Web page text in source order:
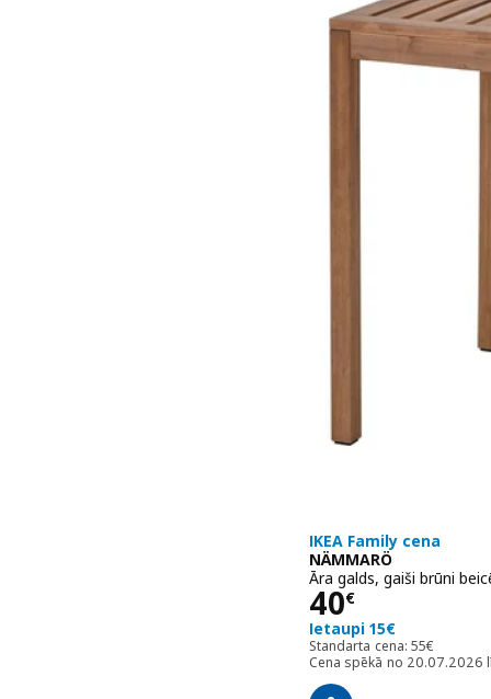
IKEA Family cena
NÄMMARÖ
Āra galds, gaiši brūni
40€
Cena 40€
Ietaupi 15€
Standarta cena: 55€
Standarta
Cena spēkā no 20.07.2026